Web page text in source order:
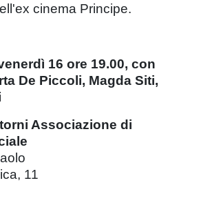
cinema Principe.
16 ore 19.00, con
De Piccoli, Magda Siti,
Associazione di
11